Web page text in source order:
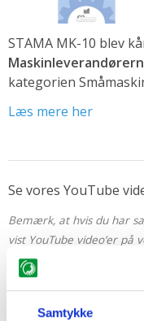
Samtykke
STAMA MK-10 blev
kategorien
Læs mere her
Se vores YouTube
Bemærk, at hvis du har
vist YouTube video’er på
Du kan til enhver tid
på ikonet i nederste